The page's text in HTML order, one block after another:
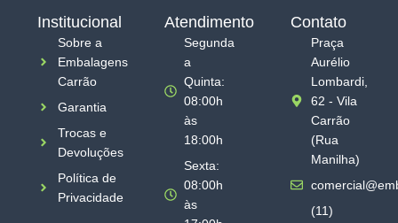
Institucional
Sobre a
Embalagens
Carrão
Garantia
Trocas e
Devoluções
Política de
Privacidade
Atendimento
Segunda
a
Quinta:
08:00h
às
18:00h
Sexta:
08:00h
às
Contato
Praça
Aurélio
Lombardi,
62 - Vila
Carrão
(Rua
Manilha)
(11)